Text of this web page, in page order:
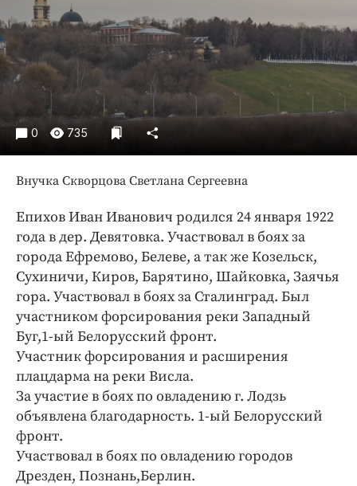
Медиаперсона
Интересное чтиво
Клиника года
Бренд года
Работодатель года
0 735
Внучка Скворцова Светлана Сергеевна
Епихов Иван Иванович родился 24 января 1922
года в дер. Девятовка. Участвовал в боях за
города Ефремово, Белеве, а так же Козельск,
Сухиничи, Киров, Барятино, Шайковка, Заячья
гора. Участвовал в боях за Сталинград. Был
участником форсирования реки Западный
Буг,1-ый Белорусский фронт.
Участник форсирования и расширения
плацдарма на реки Висла.
За участие в боях по овладению г. Лодзь
объявлена благодарность. 1-ый Белорусский
фронт.
Участвовал в боях по овладению городов
Дрезден, Познань,Берлин.